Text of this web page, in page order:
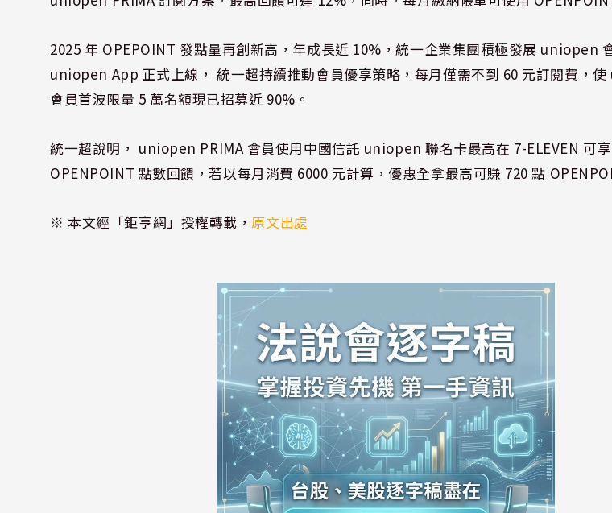
2025 年 OPEPOINT 發點量再創新高，年成長近 10%，統一企業集團積極發展 uniopen
uniopen App 正式上線， 統一超持續推動會員優享策略，每月僅需不到 60 元訂閱費，
會員首波限量 5 萬名額現已招募近 90%。
統一超說明， uniopen PRIMA 會員使用中國信託 uniopen 聯名卡最高在 7-ELEVEN 可
OPENPOINT 點數回饋，若以每月消費 6000 元計算，優惠全拿最高可賺 720 點
※ 本文經「鉅亨網」授權轉載，原文出處